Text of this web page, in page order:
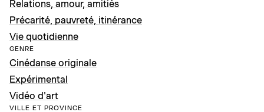
Relations, amour, amitiés
Précarité, pauvreté, itinérance
Vie quotidienne
GENRE
Cinédanse originale
Expérimental
Vidéo d'art
VILLE ET PROVINCE